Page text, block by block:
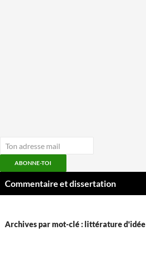
ABONNE-TOI
auCommentaire et dissertation
Archives par mot-clé : littérature d'idée